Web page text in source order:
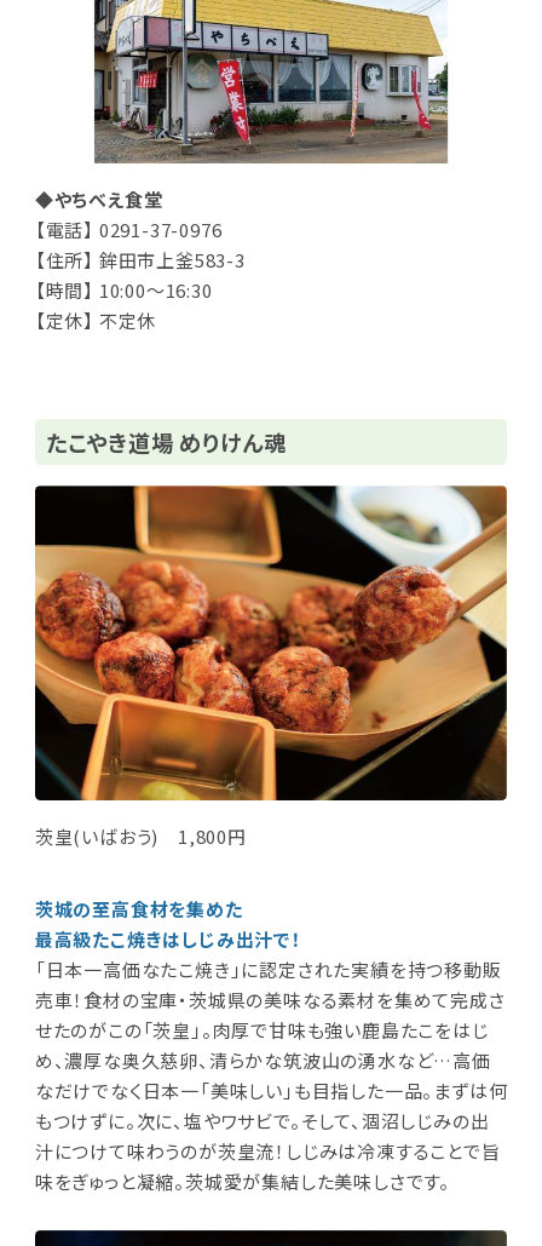
◆やちべえ食堂
【電話】 0291-37-0976
【住所】 鉾田市上釜583-3
【時間】 10:00～16:30
【定休】 不定休
たこやき道場 めりけん魂
茨皇(いばおう) 1,800円
茨城の至高食材を集めた
最高級たこ焼きはしじみ出汁で！
「日本一高価なたこ焼き」に認定された実績を持つ移動販
売車！食材の宝庫・茨城県の美味なる素材を集めて完成さ
せたのがこの「茨皇」。肉厚で甘味も強い鹿島たこをはじ
め、濃厚な奥久慈卵、清らかな筑波山の湧水など…高価
なだけでなく日本一「美味しい」も目指した一品。まずは何
もつけずに。次に、塩やワサビで。そして、涸沼しじみの出
汁につけて味わうのが茨皇流！しじみは冷凍することで旨
味をぎゅっと凝縮。茨城愛が集結した美味しさです。